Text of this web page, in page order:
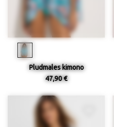
Pludmales kimono
47,90 €